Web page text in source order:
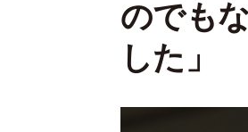
のでも
した」